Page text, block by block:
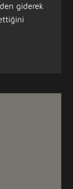
giderek